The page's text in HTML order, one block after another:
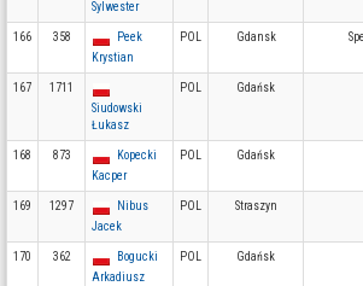
Sylwester
166 358
Peek
Krystian
POL Gdansk
167
1711
Siudowski
Łukasz
POL Gdańsk
168 873
Kopecki
Kacper
POL Gdańsk
169 1297
Nibus
Jacek
POL Straszyn
170 362
Bogucki
Arkadiusz
POL Gdańsk